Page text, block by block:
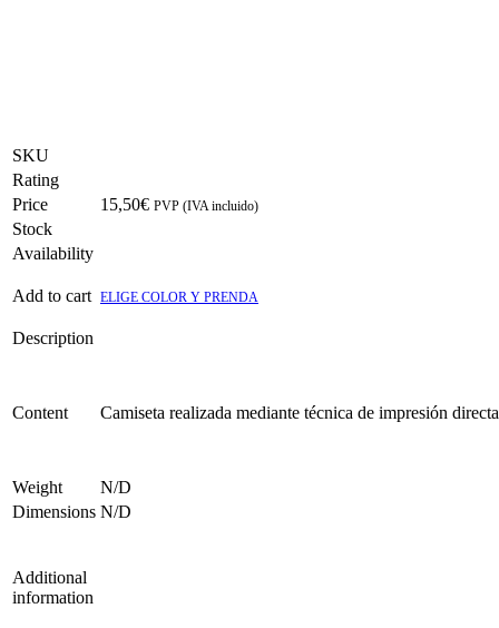
SKU
Rating
Price
15,50€ PVP (IVA incluido)
Stock
Availability
Add to cart ELIGE COLOR Y PRENDA
Description
Content Camiseta realizada mediante técnica de impresión
Weight
N/D
Dimensions N/D
Additional
information